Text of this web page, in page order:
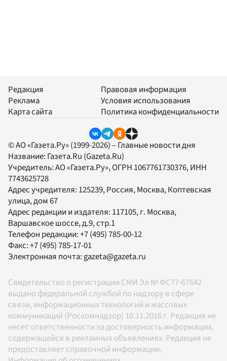
Редакция
Реклама
Карта сайта
Правовая информация
Условия использования
Политика конфиденциальности
© АО «Газета.Ру» (1999-2026) – Главные новости дня
Название: Газета.Ru (Gazeta.Ru)
Учредитель:АО «Газета.Ру», ОГРН 1067761730376, ИНН
7743625728
Адрес учредителя: 125239, Россия, Москва, Коптевская
улица, дом 67
Адрес редакции и издателя: 117105, г. Москва,
Варшавское шоссе, д.9, стр.1
Телефон редакции:+7 (495) 785-00-12
Факс:+7 (495) 785-17-01
Электронная почта: gazeta@gazeta.ru
Свидетельство о регистрации СМИ Эл № ФС77-67642
выдано федеральной службой по надзору в сфере
связи, информационных технологий и массовых
коммуникаций (Роскомнадзор) 10.11.2016 г. Редакция не
несет ответственности за достоверность информации,
содержащейся в рекламных объявлениях. Редакция не
предоставляет справочной информации.